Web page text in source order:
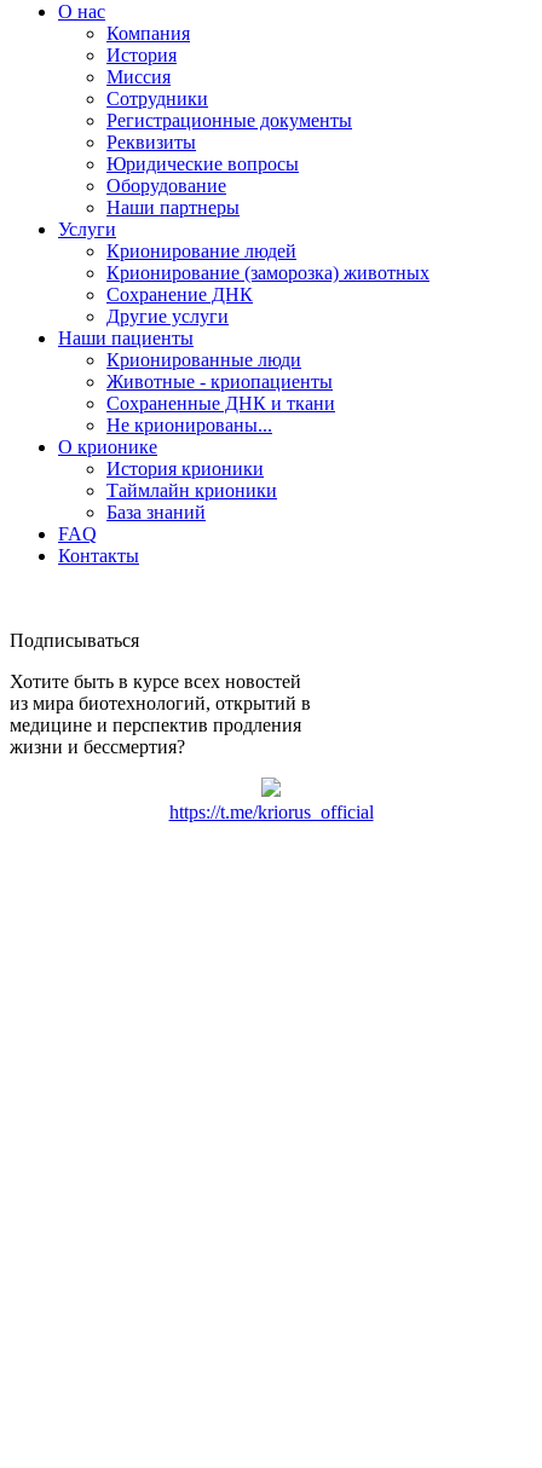
О нас
Компания
История
Миссия
Сотрудники
Регистрационные документы
Реквизиты
Юридические вопросы
Оборудование
Наши партнеры
Услуги
Крионирование людей
Крионирование (заморозка) животных
Сохранение ДНК
Другие услуги
Наши пациенты
Крионированные люди
Животные - криопациенты
Сохраненные ДНК и ткани
Не крионированы...
О крионике
История крионики
Таймлайн крионики
База знаний
FAQ
Контакты
Подписываться
Хотите быть в курсе всех новостей
из мира биотехнологий, открытий в
медицине и перспектив продления
жизни и бессмертия?
https://t.me/kriorus_official